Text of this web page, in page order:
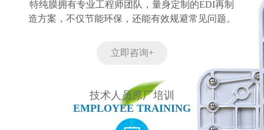
特纯膜拥有专业工程师团队，量身定制的EDI再制
造方案，不仅节能环保，还能有效规避常见问题。
立即咨询+
技术人员原厂培训
EMPLOYEE TRAINING